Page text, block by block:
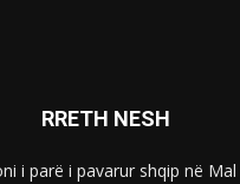
RRETH NESH
i parë i pavarur shqip në